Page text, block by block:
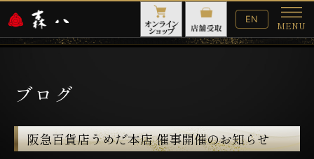
English
Website
EN
MENU
メ
ニ
ブログ
阪急百貨店うめだ本店 催事開催のお知らせ